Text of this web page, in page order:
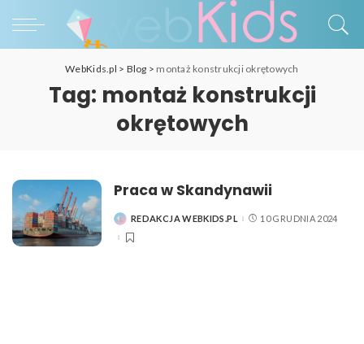
WebKids.pl > Blog > montaż konstrukcji okrętowych
Tag: montaż konstrukcji
okrętowych
Praca w Skandynawii
POSTED
REDAKCJA WEBKIDS.PL 10 GRUDNIA 2024